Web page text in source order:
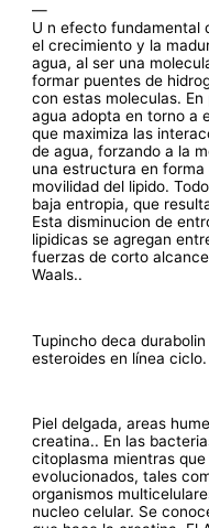
—
U n efecto fundamental
el crecimiento y la
agua, al ser una
formar puentes de
con estas moleculas.
agua adopta en torno a
que maximiza las
de agua, forzando a la
una estructura en
movilidad del lipido.
baja entropia, que
Esta disminucion de
lipidicas se agregan
fuerzas de corto
Waals..
Tupincho deca
esteroides en línea ciclo.
Piel delgada, areas
creatina.. En las
citoplasma mientras
evolucionados, tales
organismos
nucleo celular. Se